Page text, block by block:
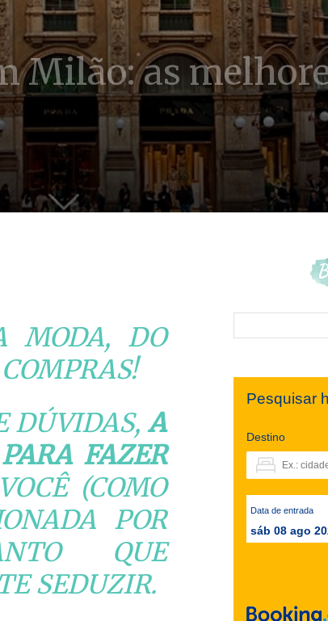
Milão: as
MODA, DO
DÚVIDAS,A
FAZER
(COMO
POR
QUE
SEDUZIR.
Pesquisar
Destino
Data de entrada
sáb 08 ago